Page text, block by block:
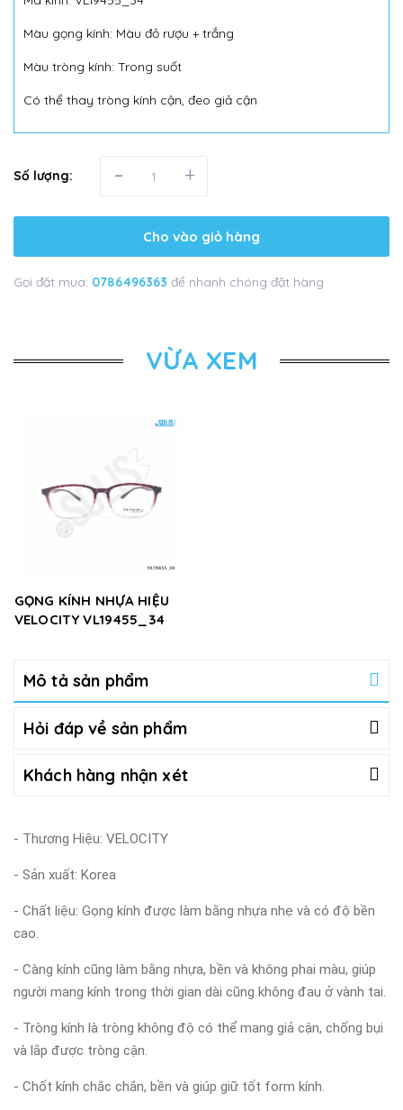
Màu gọng kính: Màu đỏ rượu + trắng
Màu tròng kính: Trong suốt
Có thể thay tròng kính cận, đeo giả cận
Số lượng: - +
Cho vào giỏ hàng
Gọi đặt mua: 0786496363 để nhanh chóng đặt hàng
VỪA XEM
GỌNG KÍNH NHỰA HIỆU
VELOCITY VL19455_34
Mô tả sản phẩm
Hỏi đáp về sản phẩm
Khách hàng nhận xét
- Thương Hiệu: VELOCITY
- Sản xuất: Korea
- Chất liệu: Gọng kính được làm bằng nhựa nhẹ và có độ bền
cao.
- Càng kính cũng làm bằng nhựa, bền và không phai màu, giúp
người mang kính trong thời gian dài cũng không đau ở vành tai.
- Tròng kính là tròng không độ có thể mang giả cận, chống bụi
và lắp được tròng cận.
- Chốt kính chắc chắn, bền và giúp giữ tốt form kính.